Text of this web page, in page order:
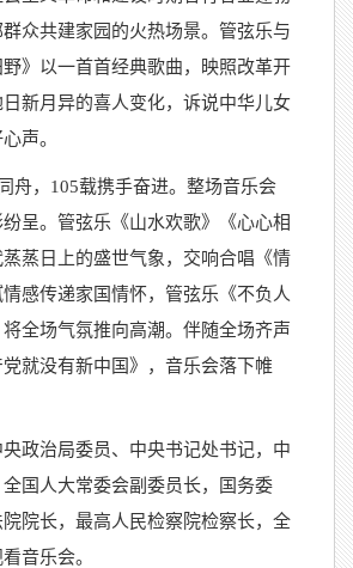
众共建家园的火热场景。管弦乐与
》以一首首经典歌曲，映照改革开
新月异的喜人变化，诉说中华儿女
声。
舟，105载携手奋进。整场音乐会
呈。管弦乐《山水欢歌》《心心相
蒸日上的盛世气象，交响合唱《情
感传递家国情怀，管弦乐《不负人
全场气氛推向高潮。伴随全场齐声
就没有新中国》，音乐会落下帷
政治局委员、中央书记处书记，中
国人大常委会副委员长，国务委
院长，最高人民检察院检察长，全
音乐会。